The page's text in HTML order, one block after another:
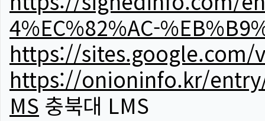
4%EC%82%AC-
https://sites.google.com/
https://onioninfo.kr/entry/
MS 충북대 LMS